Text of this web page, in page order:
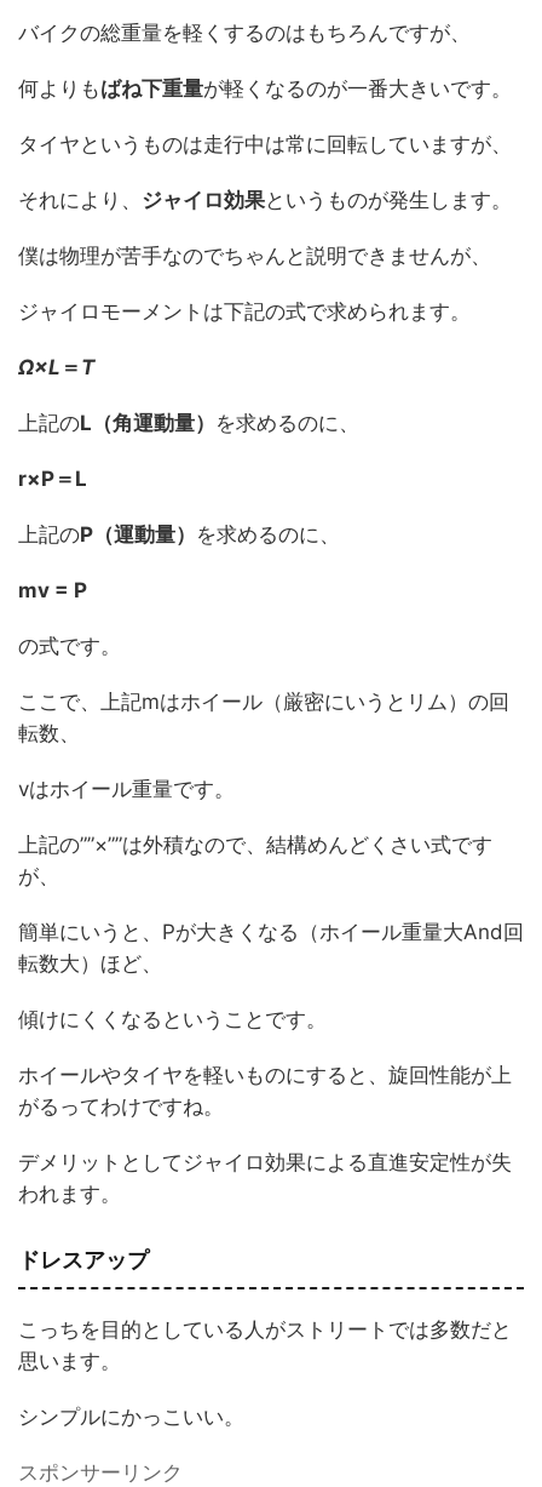
バイクの総重量を軽くするのはもちろんですが、
何よりもばね下重量が軽くなるのが一番大きいです。
タイヤというものは走行中は常に回転していますが、
それにより、 ジャイロ効果というものが発生します。
僕は物理が苦手なのでちゃんと説明できませんが、
ジャイロモーメントは下記の式で求められます。
Ω×L ＝ T
上記のL（角運動量） を求めるのに、
r×P＝L
上記のP（運動量） を求めるのに、
mv = P
の式です。
ここで、上記mはホイール（厳密にいうとリム）の回
転数、
vはホイール重量です。
上記の””×””は外積なので、結構めんどくさい式です
が、
簡単にいうと、Pが大きくなる（ホイール重量大And回
転数大）ほど、
傾けにくくなるということです。
ホイールやタイヤを軽いものにすると、旋回性能が上
がるってわけですね。
デメリットとしてジャイロ効果による直進安定性が失
われます。
ドレスアップ
こっちを目的としている人がストリートでは多数だと
思います。
シンプルにかっこいい。
スポンサーリンク